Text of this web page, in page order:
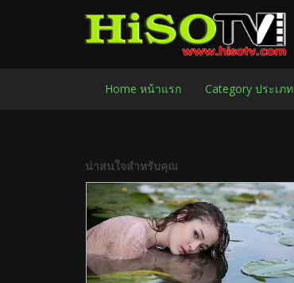
Home หน้าแรก Category ประเภท